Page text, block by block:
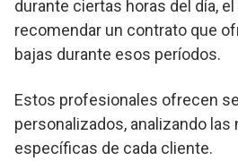
durante ciertas horas del día,
recomendar un contrato que
bajas durante esos períodos.
Estos profesionales ofrecen
personalizados, analizando las
específicas de cada cliente.